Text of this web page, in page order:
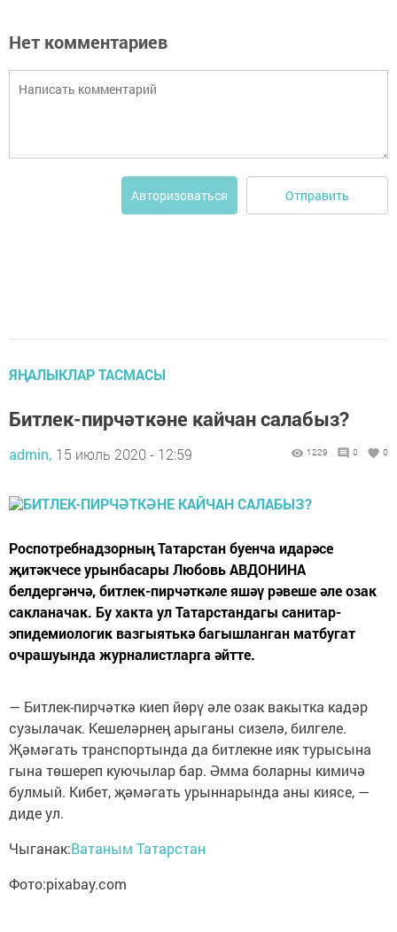
Нет комментариев
Авторизоваться Отправить
ЯҢАЛЫКЛАР ТАСМАСЫ
Битлек-пирчәткәне кайчан салабыз?
admin, 15 июль 2020 - 12:59 1229 0 0
Роспотребнадзорның Татарстан буенча идарәсе
җитәкчесе урынбасары Любовь АВДОНИНА
белдергәнчә, битлек-пирчәткәле яшәү рәвеше әле озак
сакланачак. Бу хакта ул Татарстандагы санитар-
эпидемиологик вазгыятькә багышланган матбугат
очрашуында журналистларга әйтте.
— Битлек-пирчәткә киеп йөрү әле озак вакытка кадәр
сузылачак. Кешеләрнең арыганы сизелә, билгеле.
Җәмәгать транспортында да битлекне ияк турысына
гына төшереп куючылар бар. Әмма боларны кимичә
булмый. Кибет, җәмәгать урыннарында аны киясе, —
диде ул.
Чыганак:Ватаным Татарстан
Фото:pixabay.сom